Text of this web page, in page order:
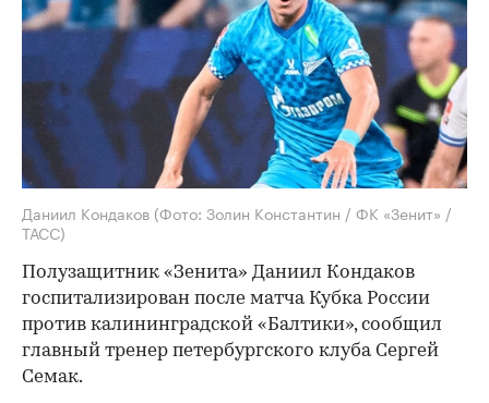
Даниил Кондаков (Фото: Золин Константин / ФК «Зенит» /
ТАСС)
Полузащитник «Зенита» Даниил Кондаков
госпитализирован после матча Кубка России
против калининградской «Балтики», сообщил
главный тренер петербургского клуба Сергей
Семак.